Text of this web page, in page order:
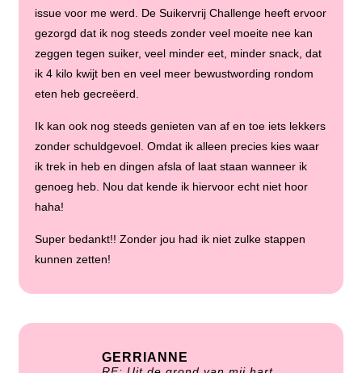
issue voor me werd. De Suikervrij Challenge heeft ervoor
gezorgd dat ik nog steeds zonder veel moeite nee kan
zeggen tegen suiker, veel minder eet, minder snack, dat
ik 4 kilo kwijt ben en veel meer bewustwording rondom
eten heb gecreëerd.
Ik kan ook nog steeds genieten van af en toe iets lekkers
zonder schuldgevoel. Omdat ik alleen precies kies waar
ik trek in heb en dingen afsla of laat staan wanneer ik
genoeg heb. Nou dat kende ik hiervoor echt niet hoor
haha!
Super bedankt!! Zonder jou had ik niet zulke stappen
kunnen zetten!
GERRIANNE